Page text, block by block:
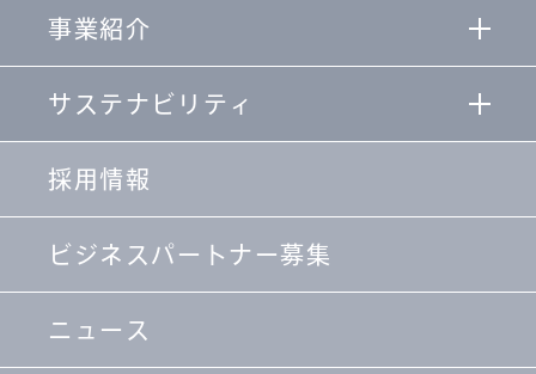
事業紹介
サステナビリティ
採用情報
ビジネスパートナー募集
ニュース